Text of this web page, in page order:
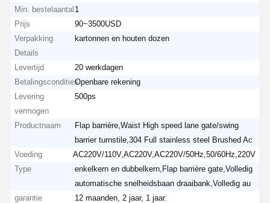
Min. bestelaantal 1
Prijs
90~3500USD
Verpakking
Details
kartonnen en houten dozen
Levertijd
20 werkdagen
BetalingsconditiesOpenbare rekening
Levering
vermogen
500ps
Productnaam
Flap barrière,Waist High speed lane gate/swing
barrier turnstile,304 Full stainless steel Brushed Ac
Voeding
AC220V/110V,AC220V,AC220V/50Hz,50/60Hz,220V
Type
enkelkern en dubbelkern,Flap barrière gate,Volledig
automatische snelheidsbaan draaibank,Volledig au
garantie
12 maanden, 2 jaar, 1 jaar.